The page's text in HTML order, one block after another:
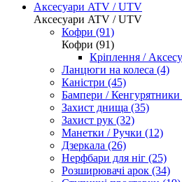
Аксесуари ATV / UTV
Аксесуари ATV / UTV
Кофри (91)
Кофри (91)
Кріплення /
Ланцюги на колеса (4)
Каністри (45)
Бампери / Кенгурятники
Захист днища (35)
Захист рук (32)
Манетки / Ручки (12)
Дзеркала (26)
Нерфбари для ніг (25)
Розширювачі арок (34)